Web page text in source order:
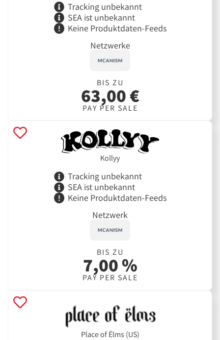
Tracking unbekannt
SEA ist unbekannt
Keine Produktdaten-Feeds
Netzwerke
BIS ZU
63,00 €
PAY PER SALE
Kollyy
Tracking unbekannt
SEA ist unbekannt
Keine Produktdaten-Feeds
Netzwerk
BIS ZU
7,00 %
PAY PER SALE
Place of Ëlms (US)